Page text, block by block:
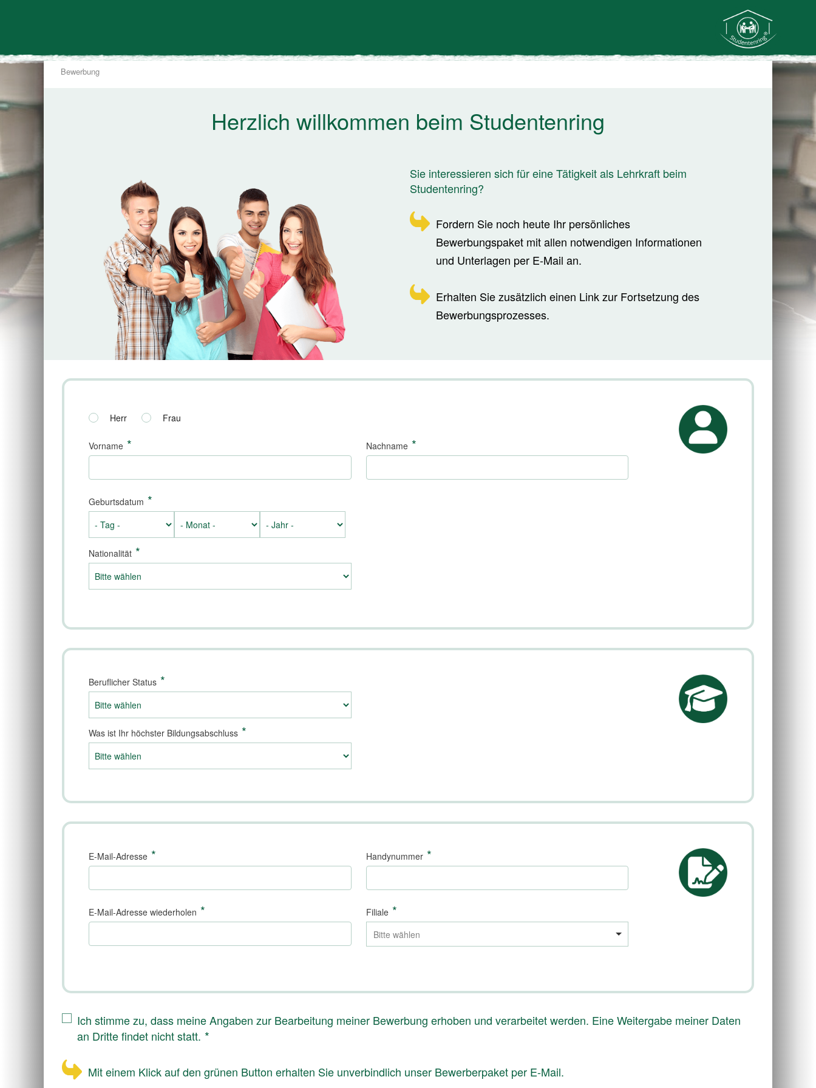
Bewerbung
Herzlich willkommen beim Studentenring
Sie interessieren sich für eine Tätigkeit als Lehrkraft beim
Studentenring?
Fordern Sie noch heute Ihr persönliches
Bewerbungspaket mit allen notwendigen Informationen
und Unterlagen per E-Mail an.
Erhalten Sie zusätzlich einen Link zur Fortsetzung des
Bewerbungsprozesses.
Herr Frau
Vorname * Nachname*
Geburtsdatum *
Nationalität *
Beruflicher Status *
Was ist Ihr höchster Bildungsabschluss *
E-Mail-Adresse * Handynummer*
E-Mail-Adresse wiederholen * Filiale*
Bitte wählen
Ich stimme zu, dass meine Angaben zur Bearbeitung meiner Bewerbung erhoben und verarbeitet werden. Eine Weitergabe meiner Daten
an Dritte findet nicht statt. *
Mit einem Klick auf den grünen Button erhalten Sie unverbindlich unser Bewerberpaket per E-Mail.